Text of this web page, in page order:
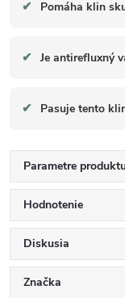
✔ Pomáha klin
✔ Je antirefluxný
✔ Pasuje tento
Parametre
Hodnotenie
Diskusia
Značka